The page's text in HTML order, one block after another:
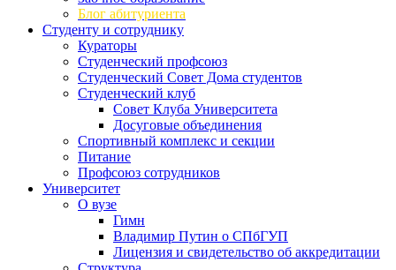
Блог абитуриента
Студенту и сотруднику
Кураторы
Студенческий профсоюз
Студенческий Совет Дома студентов
Студенческий клуб
Совет Клуба Университета
Досуговые объединения
Спортивный комплекс и секции
Питание
Профсоюз сотрудников
Университет
О вузе
Гимн
Владимир Путин о СПбГУП
Лицензия и свидетельство об аккредитации